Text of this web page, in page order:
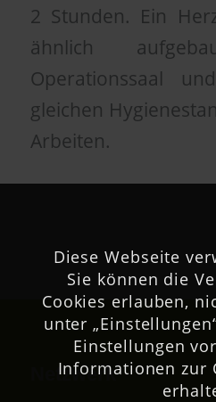
2 Stunden. Ein
ähnlich
Operationssaal
gleichen
Arbeiten.
Netzwerk
Diese Webseite
Sie können die
Cookies erlauben,
unter
Einstellungen
Informationen zur